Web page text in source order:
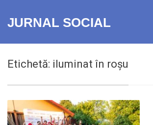
JURNAL SOCIAL
Etichetă: iluminat în roșu